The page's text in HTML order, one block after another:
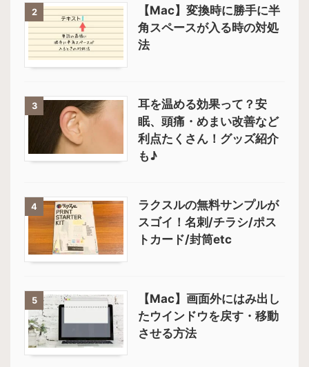
2
【Mac】変換時に勝手に半
角スペースが入る時の対処
法
3
耳を温める効果って？安
眠、頭痛・めまい改善など
利点たくさん！グッズ紹介
も♪
4
ラクスルの無料サンプルが
スゴイ！名刺/チラシ/ポス
トカード/封筒etc
5
【Mac】画面外にはみ出し
たウインドウを戻す・移動
させる方法